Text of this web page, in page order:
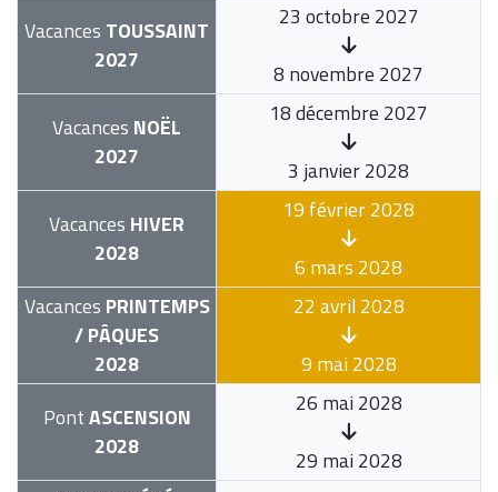
Vacances TOUSSAINT
2027
23 octobre 2027
8 novembre 2027
Vacances NOËL
2027
18 décembre 2027
3 janvier 2028
Vacances HIVER
2028
19 février 2028
6 mars 2028
Vacances PRINTEMPS
/ PÂQUES
2028
22 avril 2028
9 mai 2028
PontASCENSION
2028
26 mai 2028
29 mai 2028